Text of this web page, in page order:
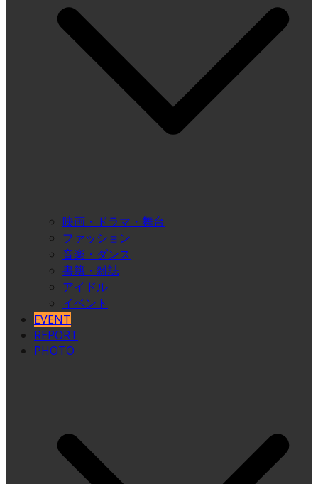
映画・ドラマ・舞台
ファッション
音楽・ダンス
書籍・雑誌
アイドル
イベント
EVENT
REPORT
PHOTO